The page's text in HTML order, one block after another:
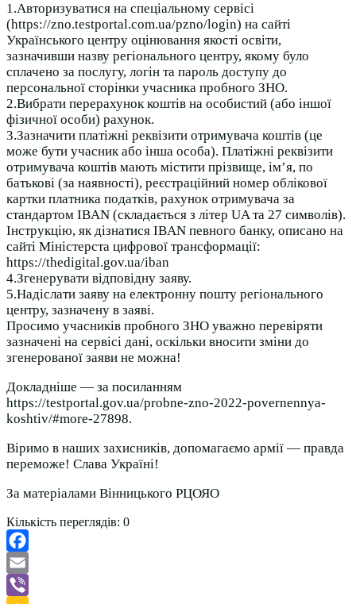
1.Авторизуватися на спеціальному сервісі
(https://zno.testportal.com.ua/pzno/login) на сайті
Українського центру оцінювання якості освіти,
зазначивши назву регіонального центру, якому було
сплачено за послугу, логін та пароль доступу до
персональної сторінки учасника пробного ЗНО.
2.Вибрати перерахунок коштів на особистий (або іншої
фізичної особи) рахунок.
3.Зазначити платіжні реквізити отримувача коштів (це
може бути учасник або інша особа). Платіжні реквізити
отримувача коштів мають містити прізвище, ім’я, по
батькові (за наявності), реєстраційний номер облікової
картки платника податків, рахунок отримувача за
стандартом IBAN (складається з літер UA та 27 символів).
Інструкцію, як дізнатися IBAN певного банку, описано на
сайті Міністерста цифрової трансформації:
https://thedigital.gov.ua/iban
4.Згенерувати відповідну заяву.
5.Надіслати заяву на електронну пошту регіонального
центру, зазначену в заяві.
Просимо учасників пробного ЗНО уважно перевіряти
зазначені на сервісі дані, оскільки вносити зміни до
згенерованої заяви не можна!
Докладніше — за посиланням
https://testportal.gov.ua/probne-zno-2022-povernennya-
koshtiv/#more-27898.
Віримо в наших захисників, допомагаємо армії — правда
переможе! Слава Україні!
За матеріалами Вінницького РЦОЯО
Кількість переглядів: 0
Facebook
Email